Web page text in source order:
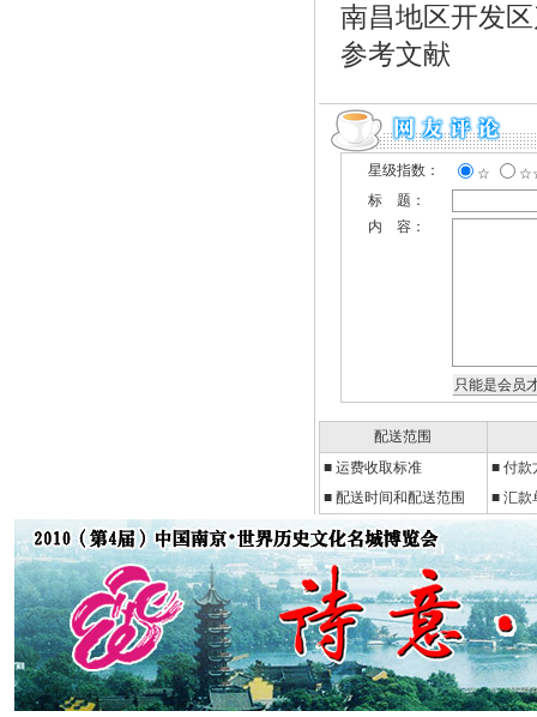
南昌地区开发
参考文献
星级指数： ☆
标 题：
内 容：
配送范围
■ 运费收取标准
■ 配送时间和配送范围
■ 付款
■ 汇款